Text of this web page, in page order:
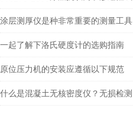
涂层测厚仪是种非常重要的测量工具
一起了解下洛氏硬度计的选购指南
原位压力机的安装应遵循以下规范